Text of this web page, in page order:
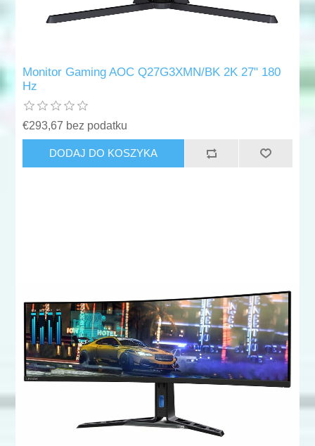
Monitor Gaming AOC Q27G3XMN/BK 2K 27" 180
Hz
€293,67 bez podatku
DODAJ DO KOSZYKA